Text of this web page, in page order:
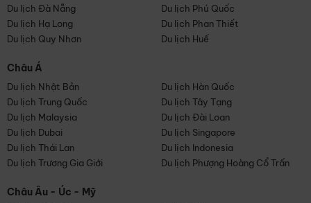
Du lịch Đà Nẵng
Du lịch Phú Quốc
Du lịch Hạ Long
Du lịch Phan Thiết
Du lịch Quy Nhơn
Du lịch Huế
Châu Á
Du lịch Nhật Bản
Du lịch Hàn Quốc
Du lịch Trung Quốc
Du lịch Tây Tạng
Du lịch Malaysia
Du lịch Đài Loan
Du lịch Dubai
Du lịch Singapore
Du lịch Thái Lan
Du lịch Indonesia
Du lịch Trương Gia Giới
Du lịch Phượng Hoàng Cổ Trấn
Châu Âu - Úc - Mỹ